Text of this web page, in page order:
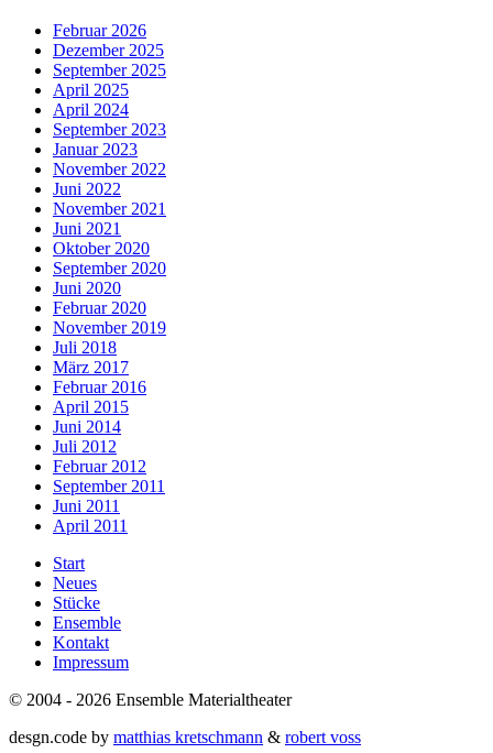
Februar 2026
Dezember 2025
September 2025
April 2025
April 2024
September 2023
Januar 2023
November 2022
Juni 2022
November 2021
Juni 2021
Oktober 2020
September 2020
Juni 2020
Februar 2020
November 2019
Juli 2018
März 2017
Februar 2016
April 2015
Juni 2014
Juli 2012
Februar 2012
September 2011
Juni 2011
April 2011
Start
Neues
Stücke
Ensemble
Kontakt
Impressum
© 2004 - 2026 Ensemble Materialtheater
desgn.code by matthias kretschmann & robert voss